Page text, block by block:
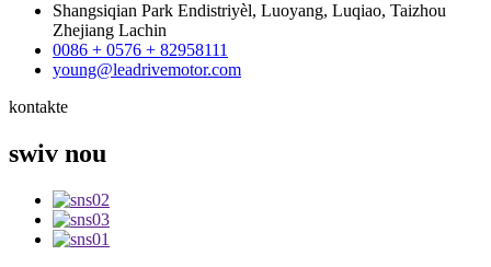
Shangsiqian Park Endistriyèl, Luoyang, Luqiao, Taizhou
Zhejiang Lachin
0086 + 0576 + 82958111
young@leadrivemotor.com
kontakte
swiv nou